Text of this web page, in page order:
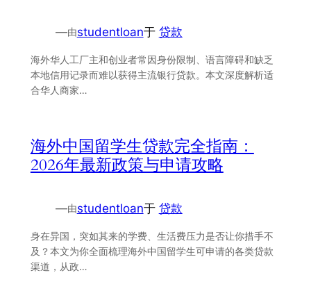
—由studentloan于 贷款
海外华人工厂主和创业者常因身份限制、语言障碍和缺乏
本地信用记录而难以获得主流银行贷款。本文深度解析适
合华人商家…
海外中国留学生贷款完全指南：
2026年最新政策与申请攻略
—由studentloan于 贷款
身在异国，突如其来的学费、生活费压力是否让你措手不
及？本文为你全面梳理海外中国留学生可申请的各类贷款
渠道，从政…